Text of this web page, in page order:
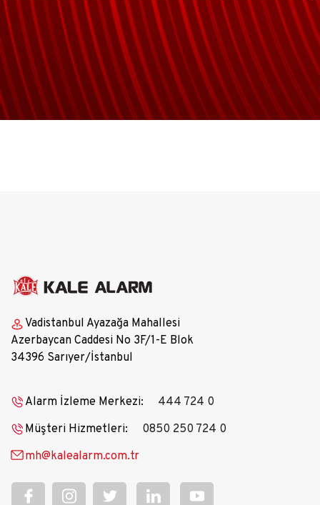
Vadistanbul Ayazağa Mahallesi
Azerbaycan Caddesi No 3F/1-E Blok
34396 Sarıyer/İstanbul
Alarm İzleme Merkezi:
444 724 0
Müşteri Hizmetleri:
0850 250 724 0
mh@kalealarm.com.tr